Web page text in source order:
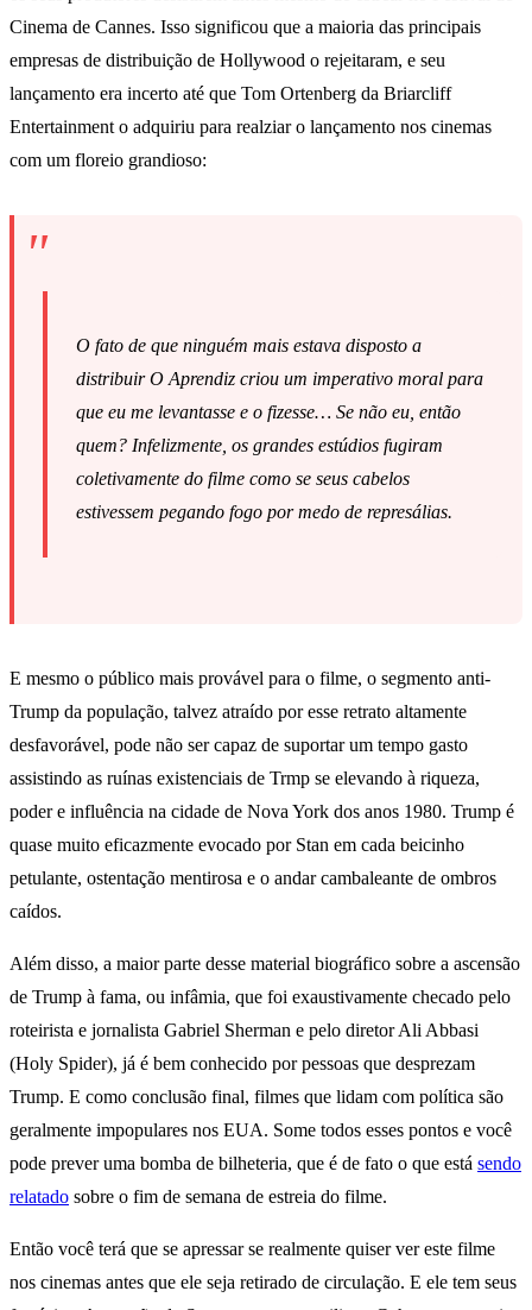
Cinema de Cannes. Isso significou que a maioria das principais
empresas de distribuição de Hollywood o rejeitaram, e seu
lançamento era incerto até que Tom Ortenberg da Briarcliff
Entertainment o adquiriu para realziar o lançamento nos cinemas
com um floreio grandioso:
O fato de que ninguém mais estava disposto a
distribuirO Aprendiz criou um imperativo moral para
que eu me levantasse e o fizesse… Se não eu, então
quem? Infelizmente, os grandes estúdios fugiram
coletivamente do filme como se seus cabelos
estivessem pegando fogo por medo de represálias.
E mesmo o público mais provável para o filme, o segmento anti-
Trump da população, talvez atraído por esse retrato altamente
desfavorável, pode não ser capaz de suportar um tempo gasto
assistindo as ruínas existenciais de Trmp se elevando à riqueza,
poder e influência na cidade de Nova York dos anos 1980. Trump é
quase muito eficazmente evocado por Stan em cada beicinho
petulante, ostentação mentirosa e o andar cambaleante de ombros
caídos.
Além disso, a maior parte desse material biográfico sobre a ascensão
de Trump à fama, ou infâmia, que foi exaustivamente checado pelo
roteirista e jornalista Gabriel Sherman e pelo diretor Ali Abbasi
(Holy Spider), já é bem conhecido por pessoas que desprezam
Trump. E como conclusão final, filmes que lidam com política são
geralmente impopulares nos EUA. Some todos esses pontos e você
pode prever uma bomba de bilheteria, que é de fato o que está sendo
relatado sobre o fim de semana de estreia do filme.
Então você terá que se apressar se realmente quiser ver este filme
nos cinemas antes que ele seja retirado de circulação. E ele tem seus